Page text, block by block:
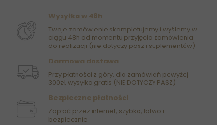
Wysyłka w 48h
Twoje zamówienie skompletujemy i wyślemy w
ciągu 48h od momentu przyjęcia zamówienia
do realizacji (nie dotyczy pasz i suplementów)
Darmowa dostawa
Przy płatności z góry, dla zamówień powyżej
300zł, wysyłka gratis (NIE DOTYCZY PASZ)
Bezpieczne płatności
Zapłać przez internet, szybko, łatwo i
bezpiecznie